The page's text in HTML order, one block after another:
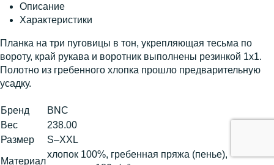
Описание
Характеристики
Планка на три пуговицы в тон, укрепляющая тесьма по
вороту, край рукава и воротник выполнены резинкой 1х1.
Полотно из гребенного хлопка прошло предварительную
усадку.
Бренд
BNC
Вес
238.00
Размер
S–XXL
Материал
хлопок 100%, гребенная пряжа (пенье),